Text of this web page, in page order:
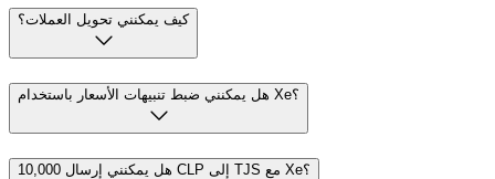
كيف يمكنني تحويل العملات؟
هل يمكنني ضبط تنبيهات الأسعار باستخدام Xe؟
هل يمكنني إرسال 10,000 CLP إلى TJS مع Xe؟